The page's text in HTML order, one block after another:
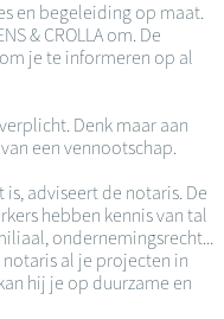
en begeleiding op maat.
& CROLLA om. De
je te informeren op al
Denk maar aan
een vennootschap.
adviseert de notaris. De
hebben kennis van tal
ondernemingsrecht...
al je projecten in
hij je op duurzame en